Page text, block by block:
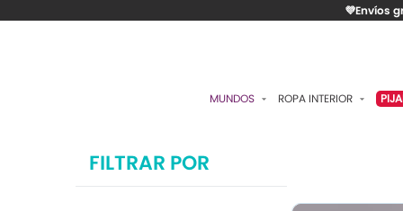
💜Envíos
MUNDOS ROPA INTERIOR
ALGODÓN
FILTRAR POR